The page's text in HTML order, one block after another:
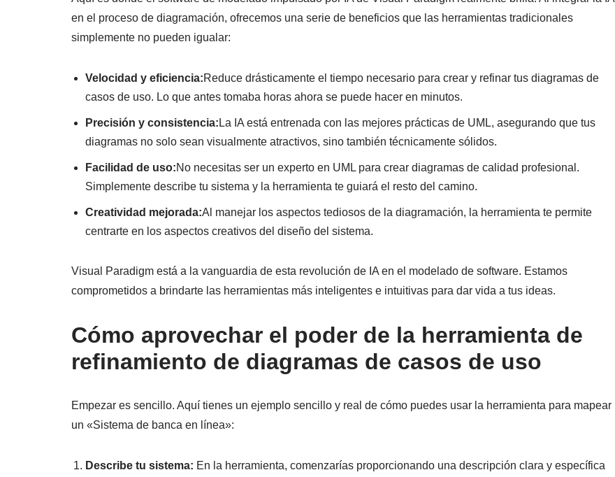
en el proceso de diagramación, ofrecemos una serie de beneficios que las herramientas tradicionales
simplemente no pueden igualar:
Velocidad y eficiencia:Reduce drásticamente el tiempo necesario para crear y refinar tus diagramas de
casos de uso. Lo que antes tomaba horas ahora se puede hacer en minutos.
Precisión y consistencia: La IA está entrenada con las mejores prácticas de UML, asegurando que tus
diagramas no solo sean visualmente atractivos, sino también técnicamente sólidos.
Facilidad de uso:No necesitas ser un experto en UML para crear diagramas de calidad profesional.
Simplemente describe tu sistema y la herramienta te guiará el resto del camino.
Creatividad mejorada:Al manejar los aspectos tediosos de la diagramación, la herramienta te permite
centrarte en los aspectos creativos del diseño del sistema.
Visual Paradigm está a la vanguardia de esta revolución de IA en el modelado de software. Estamos
comprometidos a brindarte las herramientas más inteligentes e intuitivas para dar vida a tus ideas.
Cómo aprovechar el poder de la herramienta de
refinamiento de diagramas de casos de uso
Empezar es sencillo. Aquí tienes un ejemplo sencillo y real de cómo puedes usar la herramienta para mapear
un «Sistema de banca en línea»:
Describe tu sistema: En la herramienta, comenzarías proporcionando una descripción clara y específica